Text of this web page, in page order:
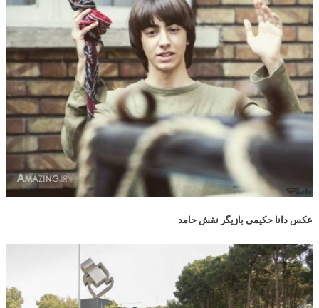
عکس دانا حکیمی بازیگر نقش حامد